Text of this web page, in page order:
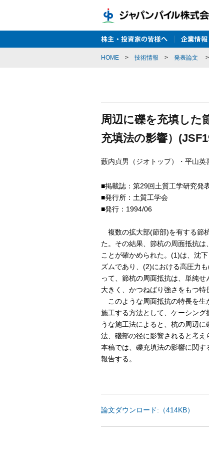
HOME > 技術情報 > 発表論文 >
周辺に礫を充填した
充填法の影響）
藪内貞男（ジオトップ）・平山英
■掲載誌：第29回土質工学研究
■発行所：土質工学会
■発行：1994/06
複数の拡大部(節部)を有する節
た。その結果、節杭の周面抵抗
ことが確かめられた。(1)は、沈
ズムであり、(2)における高圧力
って、節杭の周面抵抗は、単純
大きく、かつねばり強さをもつ特
このような周面抵抗の特長を生
施工する方法として、ケーシン
うな施工法によると、杭の周辺
法、磯部の径に影響されると考え
本稿では、礫充填法の影響に関
報告する。
論文ダウンロード:（414KB）